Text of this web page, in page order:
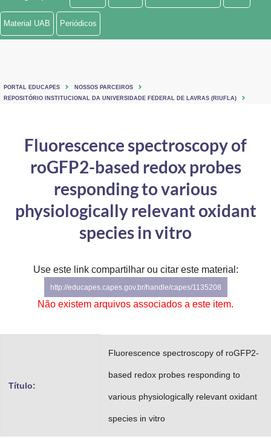
Ministério de Minas e Energia
Ministério do Turismo
Controladoria-Geral da União
Secretaria-Geral
Advocacia-Geral da União
Banco Central do Brasil
Planalto
Material UAB Periódicos
PORTAL EDUCAPES
NOSSOS PARCEIROS
REPOSITÓRIO INSTITUCIONAL DA UNIVERSIDADE FEDERAL DE LAVRAS (RIUFLA)
Fluorescence spectroscopy of
roGFP2-based redox probes
responding to various
physiologically relevant oxidant
species in vitro
Use este link compartilhar ou citar este material:
http://educapes.capes.gov.br/handle/capes/1135208
Não existem arquivos associados a este item.
Título:
Fluorescence spectroscopy of roGFP2-
based redox probes responding to
various physiologically relevant oxidant
species in vitro